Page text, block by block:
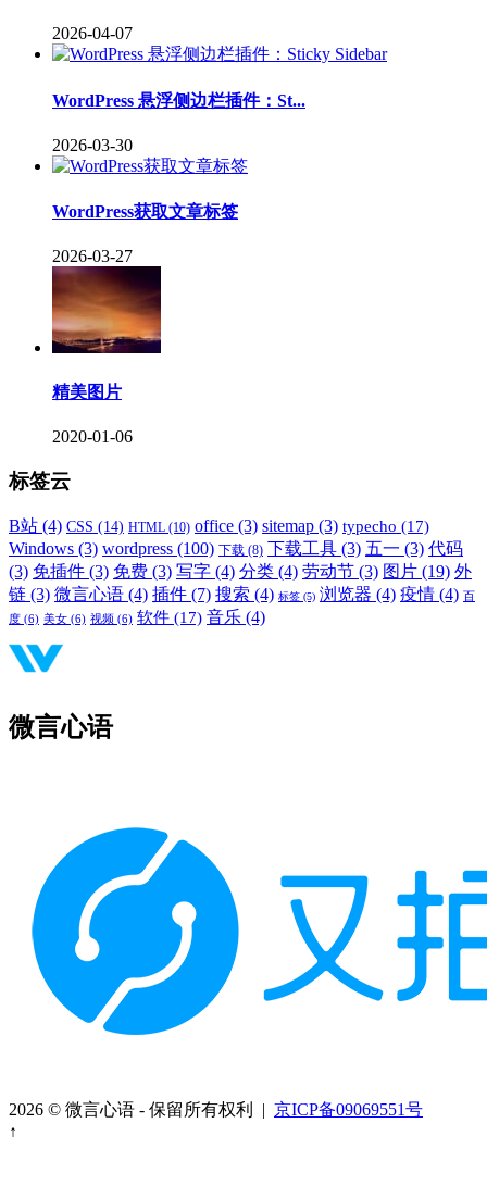
2026-04-07
WordPress 悬浮侧边栏插件：St...
2026-03-30
WordPress获取文章标签
2026-03-27
精美图片
2020-01-06
标签云
B站 (4) CSS (14) HTML (10) office (3) sitemap (3) typecho (17)
Windows (3) wordpress (100) 下载 (8) 下载工具 (3) 五一 (3) 代码
(3) 免插件 (3) 免费 (3) 写字 (4) 分类 (4) 劳动节 (3) 图片 (19) 外
链 (3) 微言心语 (4) 插件 (7) 搜索 (4) 标签 (5) 浏览器 (4) 疫情 (4) 百
度 (6) 美女 (6) 视频 (6) 软件 (17) 音乐 (4)
微言心语
2026 © 微言心语 - 保留所有权利 | 京ICP备09069551号
↑